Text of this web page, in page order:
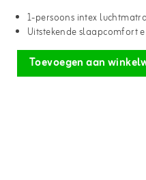
1-persoons intex
Uitstekende slaapcomfort
Toevoegen aan